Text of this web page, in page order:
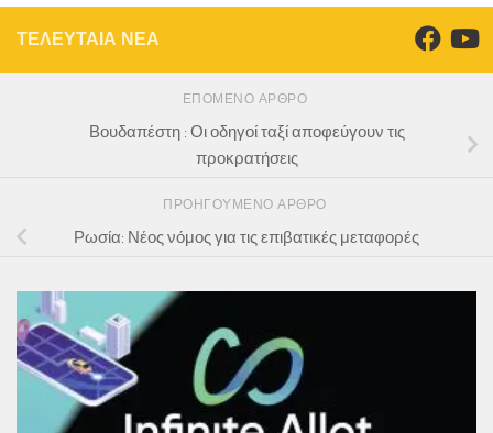
ΤΕΛΕΥΤΑΙΑ ΝΕΑ
ΕΠΌΜΕΝΟ ΆΡΘΡΟ
Βουδαπέστη : Οι οδηγοί ταξί αποφεύγουν τις
προκρατήσεις
ΠΡΟΗΓΟΎΜΕΝΟ ΆΡΘΡΟ
Ρωσία: Νέος νόμος για τις επιβατικές μεταφορές